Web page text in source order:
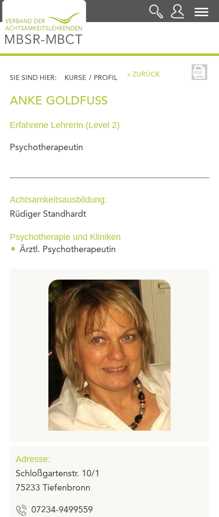
LOGIN
SIE SIND HIER: KURSE / PROFIL « ZURÜCK
ANKE GOLDFUSS
Erfahrene Lehrerin (Level 2)
Psychotherapeutin
Achtsamkeitsausbildung:
Rüdiger Standhardt
Psychotherapie und Kliniken
Ärztl. Psychotherapeutin
Adresse:
Schloßgartenstr. 10/1
75233 Tiefenbronn
07234-9499559